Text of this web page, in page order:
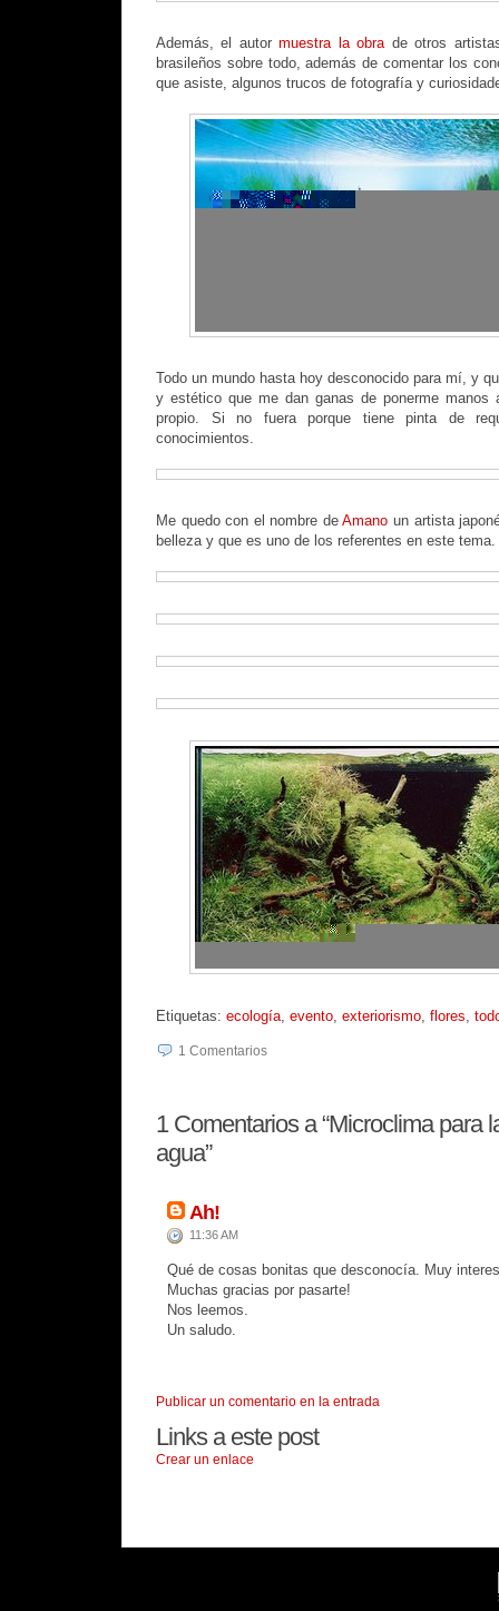
Además, el autormuestra la obrade otros
brasileños sobre todo, además de comentar los
que asiste, algunos trucos de fotografía y
Todo un mundo hasta hoy desconocido para mí, y
y estético que me dan ganas de ponerme manos
propio. Si no fuera porque tiene pinta de
conocimientos.
Me quedo con el nombre deAmano un artista
belleza y que es uno de los referentes en este
Etiquetas: ecología evento exteriorismo flores
1 Comentarios
1 Comentarios a “Microclima para
agua”
Ah!
11:36 AM
Qué de cosas bonitas que desconocía. Muy
Muchas gracias por pasarte!
Nos leemos.
Un saludo.
Publicar un comentario en la entrada
Links a este post
Crear un enlace